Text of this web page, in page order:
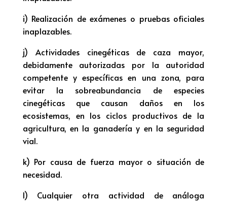
i) Realización de exámenes o pruebas oficiales
inaplazables.
j) Actividades cinegéticas de caza mayor,
debidamente autorizadas por la autoridad
competente y específicas en una zona, para
evitar la sobreabundancia de especies
cinegéticas que causan daños en los
ecosistemas, en los ciclos productivos de la
agricultura, en la ganadería y en la seguridad
vial.
k) Por causa de fuerza mayor o situación de
necesidad.
l) Cualquier otra actividad de análoga